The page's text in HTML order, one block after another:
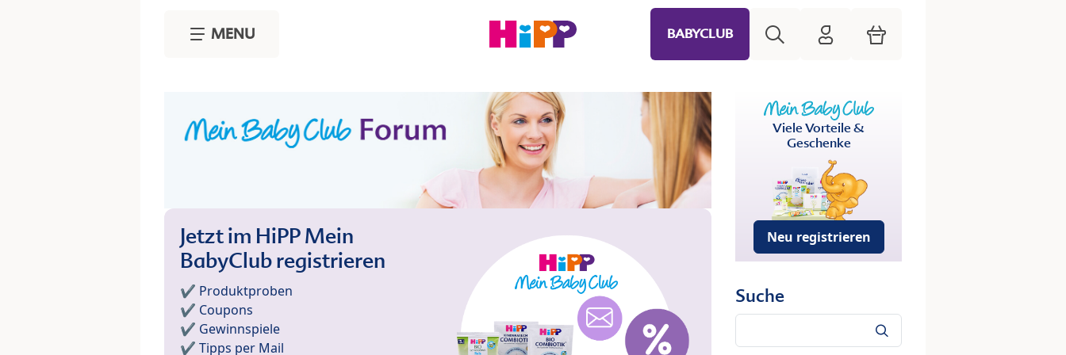
MENU BABYCLUB HiPP Mein Babyclub
Warenkorb
Jetzt im HiPP Mein
BabyClub registrieren
✔️ Produktproben
✔️ Coupons
✔️ Gewinnspiele
✔️ Tipps per Mail
Viele Vorteile &
Geschenke
Neu registrieren
Suche